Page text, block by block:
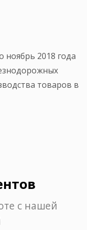
ноябрь 2018 года
товаров в
с нашей